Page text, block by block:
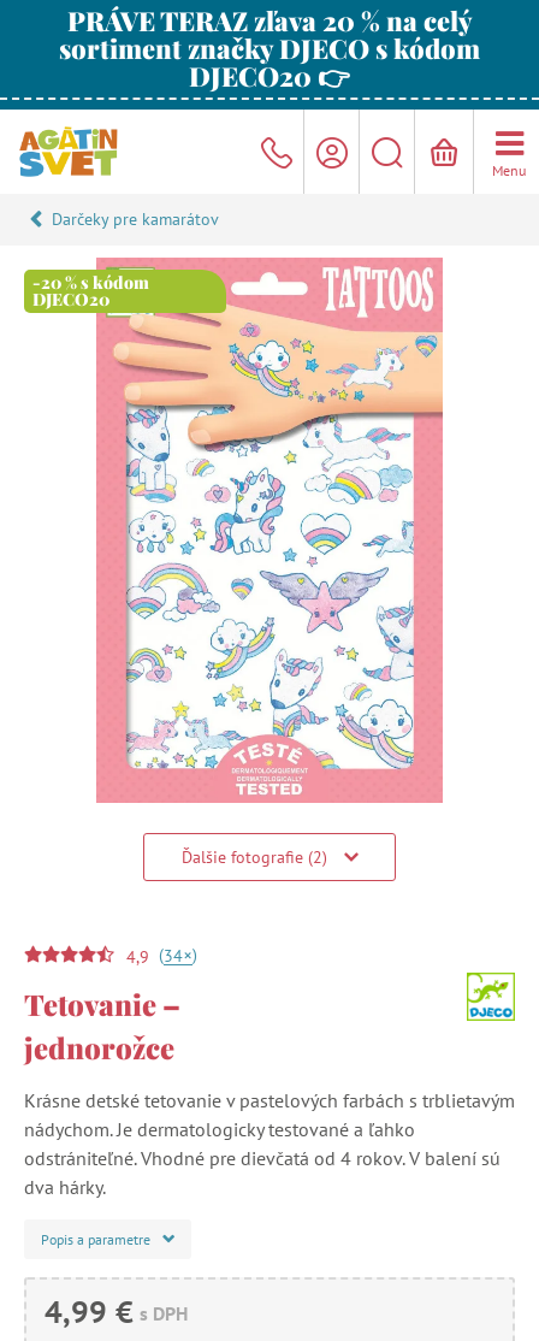
PRÁVE TERAZ zľava 20 % na celý
sortiment značky DJECO s kódom
DJECO20 👉
Menu
Darčeky pre kamarátov
-20 % s kódom
DJECO20
Ďalšie fotografie (2)
4,9 (34+)
Tetovanie –
jednorožce
Krásne detské tetovanie v pastelových farbách s trblietavým
nádychom. Je dermatologicky testované a ľahko
odstrániteľné. Vhodné pre dievčatá od 4 rokov. V balení sú
dva hárky.
Popis a parametre
4,99 € s DPH